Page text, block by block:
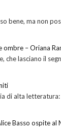
bene, ma non
ombre – Oriana
che lasciano il
di alta
Basso ospite al